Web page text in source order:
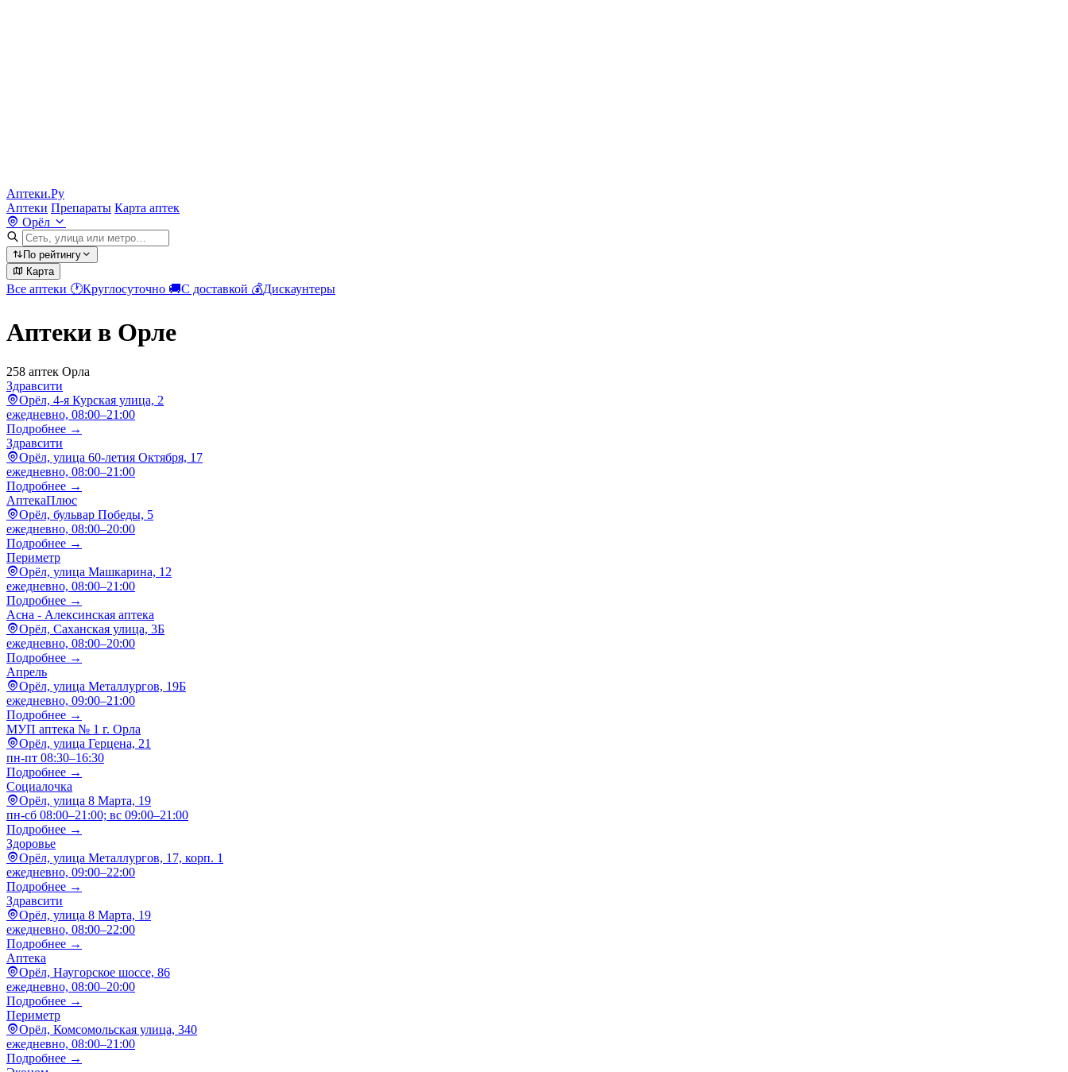
Аптеки.Ру
Аптеки Препараты Карта аптек
Орёл
По рейтингу
Карта
Все аптеки 🕐Круглосуточно 🚚С доставкой 💰Дискаунтеры
Аптеки в Орле
258 аптек Орла
Здравсити
Орёл, 4-я Курская улица, 2
ежедневно, 08:00–21:00
Подробнее →
Здравсити
Орёл, улица 60-летия Октября, 17
ежедневно, 08:00–21:00
Подробнее →
АптекаПлюс
Орёл, бульвар Победы, 5
ежедневно, 08:00–20:00
Подробнее →
Периметр
Орёл, улица Машкарина, 12
ежедневно, 08:00–21:00
Подробнее →
Асна - Алексинская аптека
Орёл, Саханская улица, 3Б
ежедневно, 08:00–20:00
Подробнее →
Апрель
Орёл, улица Металлургов, 19Б
ежедневно, 09:00–21:00
Подробнее →
МУП аптека № 1 г. Орла
Орёл, улица Герцена, 21
пн-пт 08:30–16:30
Подробнее →
Социалочка
Орёл, улица 8 Марта, 19
пн-сб 08:00–21:00; вс 09:00–21:00
Подробнее →
Здоровье
Орёл, улица Металлургов, 17, корп. 1
ежедневно, 09:00–22:00
Подробнее →
Здравсити
Орёл, улица 8 Марта, 19
ежедневно, 08:00–22:00
Подробнее →
Аптека
Орёл, Наугорское шоссе, 86
ежедневно, 08:00–20:00
Подробнее →
Периметр
Орёл, Комсомольская улица, 340
ежедневно, 08:00–21:00
Подробнее →